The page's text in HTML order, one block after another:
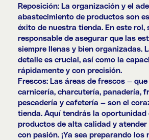
Reposición: La organización y el
abastecimiento de productos son
éxito de nuestra tienda. En este rol,
responsable de asegurar que las
siempre llenas y bien organizadas.
detalle es crucial, así como la
rápidamente y con precisión.
Frescos: Las áreas de frescos —
carnicería, charcutería, panadería,
pescadería y cafetería — son el
tienda. Aquí tendrás la oportunidad
productos de alta calidad y atender
con pasión. ¡Ya sea preparando los